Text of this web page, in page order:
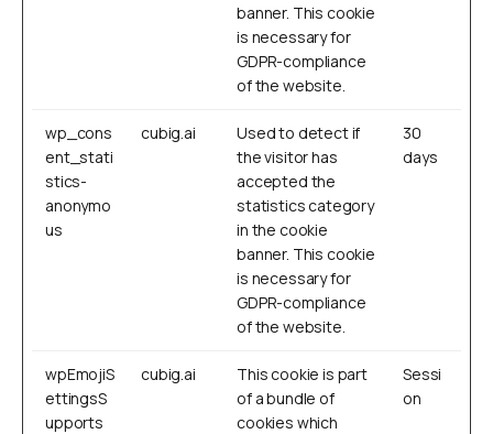
banner. This cookie
is necessary for
GDPR-compliance
of the website.
wp_cons
ent_stati
stics-
anonymo
us
cubig.ai
Used to detect if
the visitor has
accepted the
statistics category
in the cookie
banner. This cookie
is necessary for
GDPR-compliance
of the website.
30
days
wpEmojiS
ettingsS
upports
cubig.ai
This cookie is part
of a bundle of
cookies which
Sessi
on